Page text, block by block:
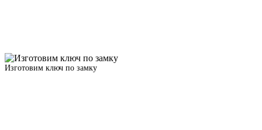
Изготовим ключ по замку